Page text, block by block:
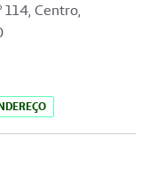
114, Centro,